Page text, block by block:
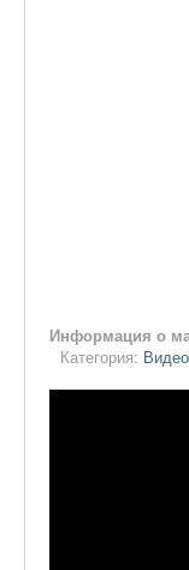
Информация о
Категория: